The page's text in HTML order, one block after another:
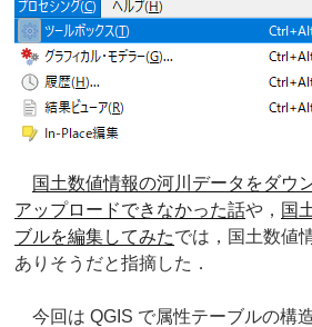
算
機
で
国
土
数
報
の
河
国土数値情報の河川データをダウ
アップロードできなかった話や， 国
ブルを編集してみたでは，国土数値
ありそうだと指摘した．
今回は QGIS で属性テーブルの構